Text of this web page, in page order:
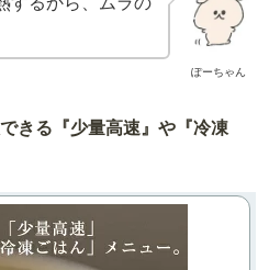
ぽーちゃん
きる『少量高速』や『冷凍